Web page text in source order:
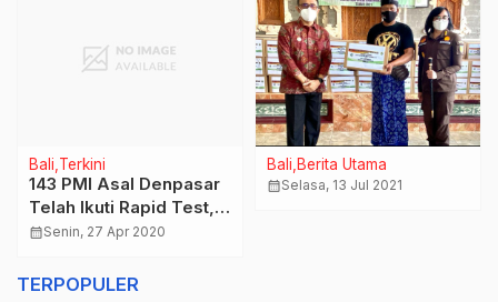
Bali Terkini
143 PMI Asal Denpasar
Telah Ikuti Rapid Test, 1
Orang Dikonfirmasi
Orang Reaktif
calendar_monthSenin, 27 Apr 2020
Bali Berita Utama
calendar_monthSelasa, 13 Jul 2021
TERPOPULER